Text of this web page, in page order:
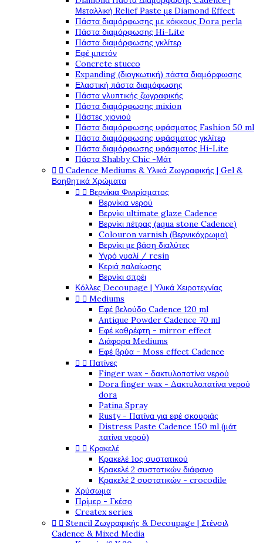
Μεταλλική Relief Paste με Diamond Effect
Πάστα διαμόρφωσης με κόκκους Dora perla
Πάστα διαμόρφωσης Hi-Lite
Πάστα διαμόρφωσης γκλίτερ
Εφέ μπετόν
Concrete stucco
Expanding (διογκωτική) πάστα διαμόρφωσης
Ελαστική πάστα διαμόφωσης
Πάστα γλυπτικής ζωγραφικής
Πάστα διαμόρφωσης mixion
Πάστες χιονιού
Πάστα διαμόρφωσης υφάσματος Fashion 50 ml
Πάστα διαμόρφωσης υφάσματος γκλίτερ
Πάστα διαμόρφωσης υφάσματος Hi-Lite
Πάστα Shabby Chic -Μάτ
  Cadence Mediums & Υλικά Ζωγραφικής | Gel &
Βοηθητικά Χρώματα
  Βερνίκια Φινιρίσματος
Βερνίκια νερού
Βερνίκι ultimate glaze Cadence
Βερνίκι πέτρας (aqua stone Cadence)
Colouron varnish (Βερνικόχρωμα)
Βερνίκι με βάση διαλύτες
Υγρό γυαλί / resin
Κεριά παλαίωσης
Βερνίκι σπρέι
Κόλλες Decoupage | Υλικά Χειροτεχνίας
  Mediums
Εφέ βελούδο Cadence 120 ml
Antique Powder Cadence 70 ml
Εφέ καθρέφτη - mirror effect
Διάφορα Mediums
Εφέ βρύα - Moss effect Cadence
  Πατίνες
Finger wax - δακτυλοπατίνα νερού
Dora finger wax - Δακτυλοπατίνα νερού
dora
Patina Spray
Rusty - Πατίνα για εφέ σκουριάς
Distress Paste Cadence 150 ml (μάτ
πατίνα νερού)
  Κρακελέ
Κρακελέ 1ος συστατικού
Κρακελέ 2 συστατικών διάφανο
Κρακελέ 2 συστατικών - crocodile
Χρύσωμα
Πρίμερ - Γκέσο
Createx series
  Stencil Ζωγραφικής & Decoupage | Στένσιλ
Cadence & Mixed Media